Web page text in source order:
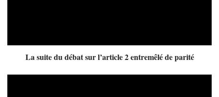
La suite du débat sur l’article 2 entremêlé de parité